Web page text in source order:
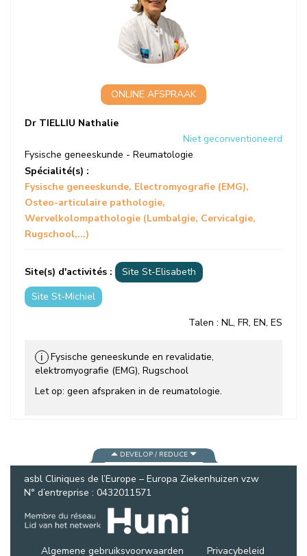
ONLINE AFSPRAAK
Dr TIELLIU Nathalie
Niet geconventioneerd
Fysische geneeskunde - Reumatologie
Spécialité(s) :
Fysische geneeskunde Electromyografie (EMG)
Osteo-articulaire pathologie
Wervelkolompathologie (Lumbalgie, Cervicalgie,
Rugschool,...)
Site(s) d'activités :
Site St-Elisabeth
Site St-Michiel
Talen : NL, FR, EN, ES
ℹ
Fysische geneeskunde en revalidatie,
elektromyografie (EMG), Rugschool
Let op: geen afspraken in de reumatologie.
DEVELOP / REDUCE
asbl Cliniques de l’Europe – Europa Ziekenhuizen vzw
N° d’entreprise : 0432011571
Algemene gebruiksvoorwaarden Privacybeleid